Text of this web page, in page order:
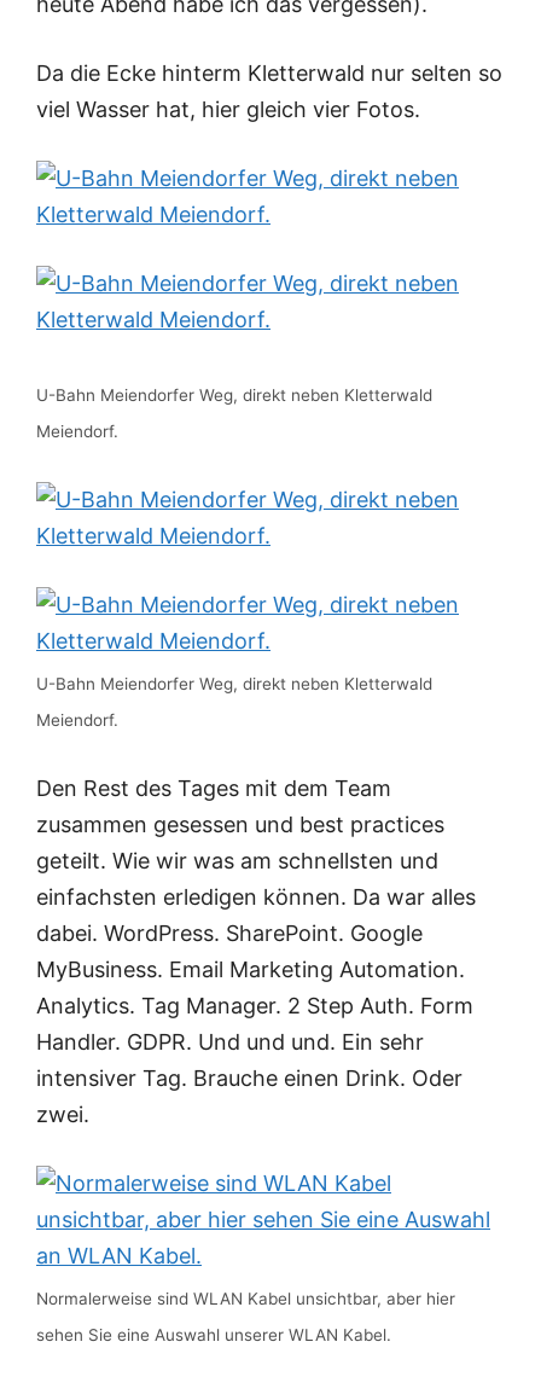
Da die Ecke hinterm Kletterwald nur selten so
viel Wasser hat, hier gleich vier Fotos.
U-Bahn Meiendorfer Weg, direkt neben Kletterwald
Meiendorf.
U-Bahn Meiendorfer Weg, direkt neben Kletterwald
Meiendorf.
Den Rest des Tages mit dem Team
zusammen gesessen und best practices
geteilt. Wie wir was am schnellsten und
einfachsten erledigen können. Da war alles
dabei. WordPress. SharePoint. Google
MyBusiness. Email Marketing Automation.
Analytics. Tag Manager. 2 Step Auth. Form
Handler. GDPR. Und und und. Ein sehr
intensiver Tag. Brauche einen Drink. Oder
zwei.
Normalerweise sind WLAN Kabel unsichtbar, aber hier
sehen Sie eine Auswahl unserer WLAN Kabel.